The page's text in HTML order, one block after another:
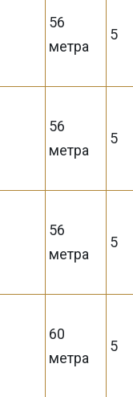
56
метра
5
56
метра
5
56
метра
5
60
метра
5